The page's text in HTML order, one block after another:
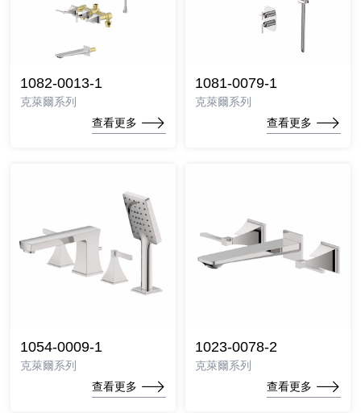
1082-0013-1
克萊爾系列
查看更多
1081-0079-1
克萊爾系列
查看更多
1054-0009-1
克萊爾系列
查看更多
1023-0078-2
克萊爾系列
查看更多